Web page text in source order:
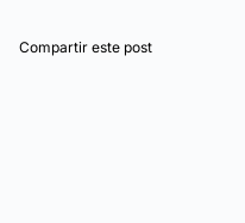
Compartir este post